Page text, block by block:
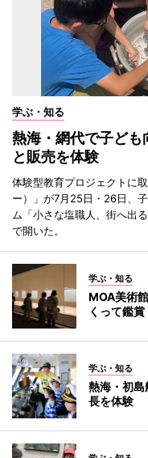
学ぶ・知る
熱海・網代で子ど
と販売を体験
体験型教育プロジェクトに
ー）」が7月25日・26日、
ム「小さな塩職人、街へ出
で開いた。
学ぶ・知る
MOA美術
くって鑑賞
学ぶ・知る
熱海・初
長を体験